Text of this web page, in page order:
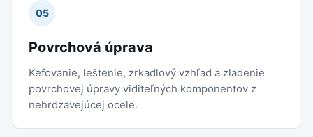
05
Povrchová úprava
Kefovanie, leštenie, zrkadlový vzhľad a zladenie
povrchovej úpravy viditeľných komponentov z
nehrdzavejúcej ocele.